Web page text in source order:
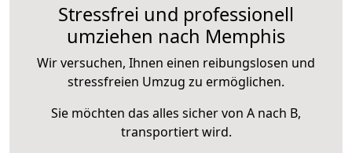
Stressfrei und professionell
umziehen nach Memphis
Wir versuchen, Ihnen einen reibungslosen und
stressfreien Umzug zu ermöglichen.
Sie möchten das alles sicher von A nach B,
transportiert wird.